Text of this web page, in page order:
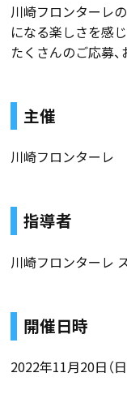
川崎フロンターレ
になる楽しさを感
たくさんのご応募
主催
川崎フロンターレ
指導者
川崎フロンターレ
開催日時
2022年11月20日（日